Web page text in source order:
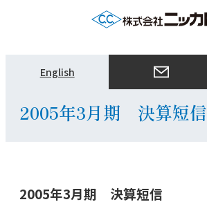
English
2005年3月期 決算短信
2005年3月期 決算短信